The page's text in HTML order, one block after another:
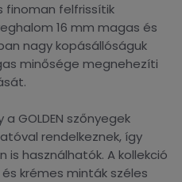
finoman felfrissítik
16 mm magas és
nagy kopásállóságuk
minősége megnehezíti
GOLDEN szőnyegek
rendelkeznek, így
használhatók. A kollekció
krémes minták széles